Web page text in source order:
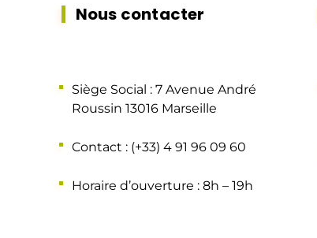
Nous contacter
Siège Social : 7 Avenue André
Roussin 13016 Marseille
Contact : (+33) 4 91 96 09 60
Horaire d’ouverture : 8h – 19h